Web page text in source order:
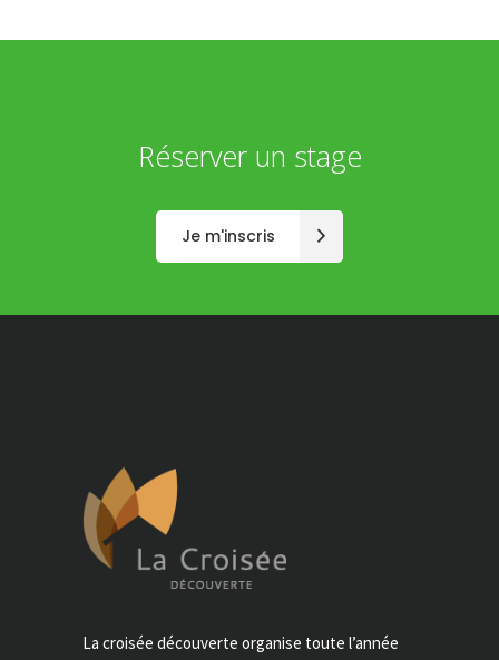
Réserver un stage
Je m'inscris
La croisée découverte organise toute l’année